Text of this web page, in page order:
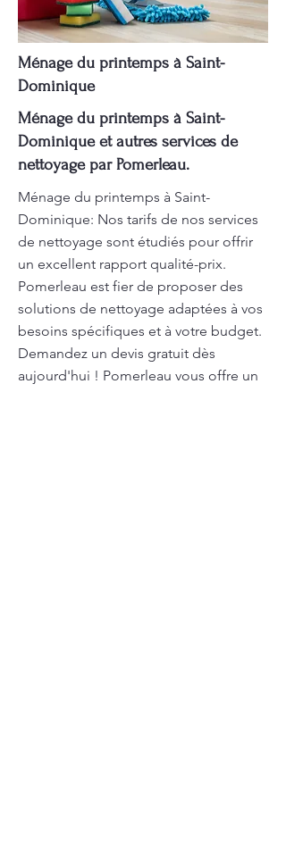
Ménage du printemps à Saint-
Dominique
Ménage du printemps à Saint-
Dominique et autres services de
nettoyage par Pomerleau.
Ménage du printemps à Saint-
Dominique: Nos tarifs de nos services
de nettoyage sont étudiés pour offrir
un excellent rapport qualité-prix.
Pomerleau est fier de proposer des
solutions de nettoyage adaptées à vos
besoins spécifiques et à votre budget.
Demandez un devis gratuit dès
aujourd'hui ! Pomerleau vous offre un